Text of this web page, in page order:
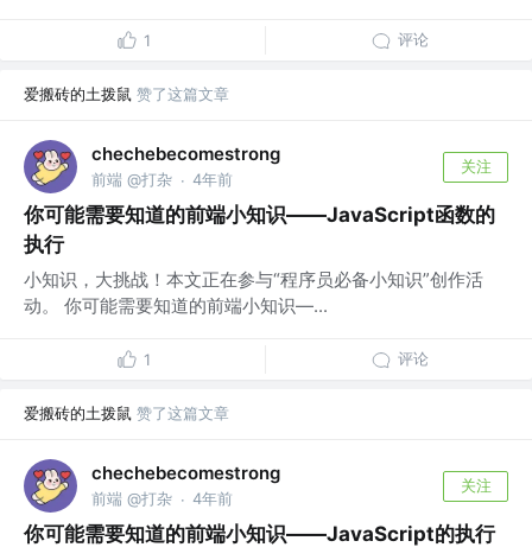
1 评论
爱搬砖的土拨鼠 赞了这篇文章
chechebecomestrong
前端 @打杂 · 4年前
关注
你可能需要知道的前端小知识——JavaScript函数的
执行
小知识，大挑战！本文正在参与“程序员必备小知识”创作活
动。 你可能需要知道的前端小知识—...
1 评论
爱搬砖的土拨鼠 赞了这篇文章
chechebecomestrong
前端 @打杂 · 4年前
关注
你可能需要知道的前端小知识——JavaScript的执行